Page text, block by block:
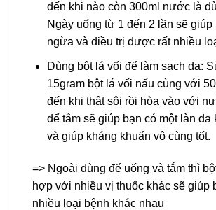
đến khi nào còn 300ml nước là
Ngày uống từ 1 đến 2 lần sẽ giúp
ngừa và điều trị được rất nhiều
Dùng bột lá vối để làm sạch da:
15gram bột lá vối nấu cùng với
đến khi thật sôi rồi hòa vào với
để tắm sẽ giúp bạn có một làn da
và giúp kháng khuẩn vô cùng tốt.
=> Ngoài dùng để uống và tắm thì
hợp với nhiều vị thuốc khác sẽ giúp
nhiều loại bệnh khác nhau